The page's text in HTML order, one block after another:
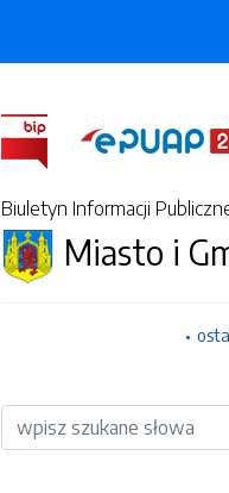
Biuletyn Informacji
Miasto i
Wyszukiwarka